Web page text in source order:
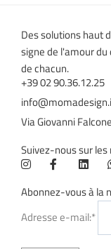
Des solutions haut
signe de l'amour
de chacun.
+39 02 90.36.12.25
Via Giovanni
Suivez-nous sur
Abonnez-vous à la
Adresse e-mail:*